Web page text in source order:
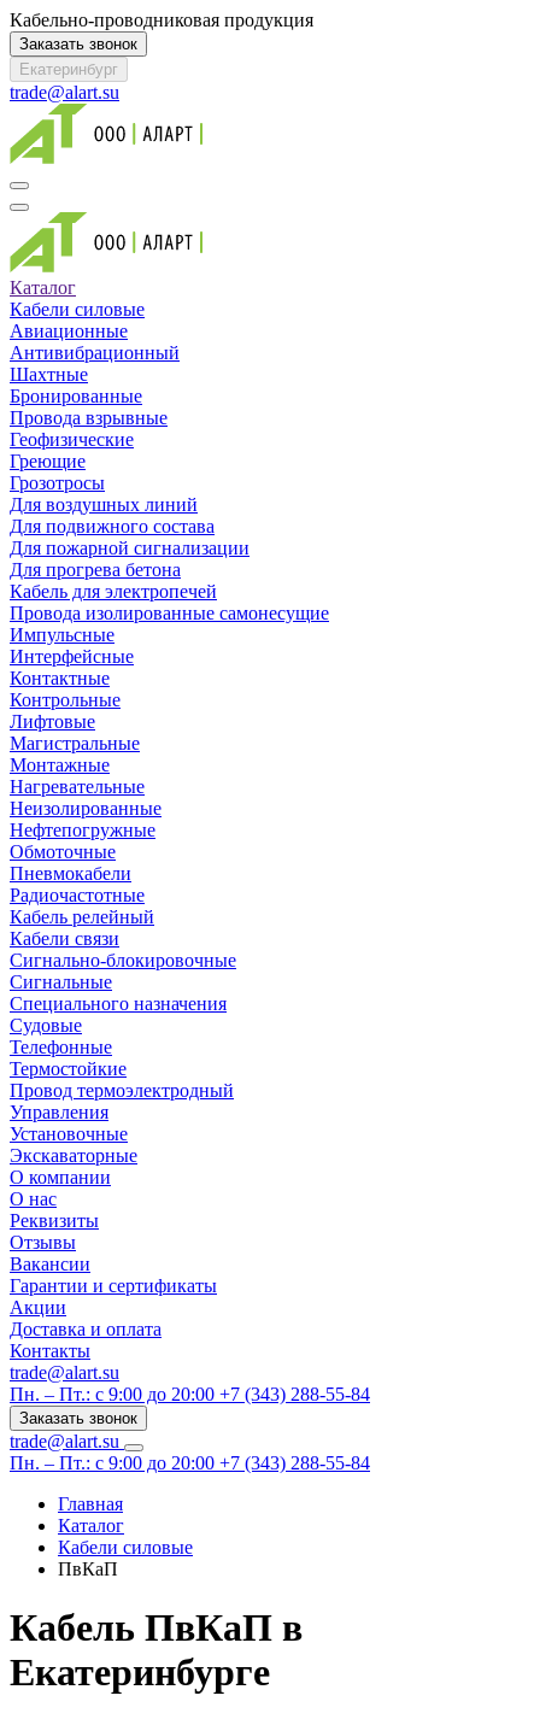
Кабельно-проводниковая продукция
Заказать звонок
Екатеринбург
trade@alart.su
Каталог
Кабели силовые
Авиационные
Антивибрационный
Шахтные
Бронированные
Провода взрывные
Геофизические
Греющие
Грозотросы
Для воздушных линий
Для подвижного состава
Для пожарной сигнализации
Для прогрева бетона
Кабель для электропечей
Провода изолированные самонесущие
Импульсные
Интерфейсные
Контактные
Контрольные
Лифтовые
Магистральные
Монтажные
Нагревательные
Неизолированные
Нефтепогружные
Обмоточные
Пневмокабели
Радиочастотные
Кабель релейный
Кабели связи
Сигнально-блокировочные
Сигнальные
Специального назначения
Судовые
Телефонные
Термостойкие
Провод термоэлектродный
Управления
Установочные
Экскаваторные
О компании
О нас
Реквизиты
Отзывы
Вакансии
Гарантии и сертификаты
Акции
Доставка и оплата
Контакты
trade@alart.su
Пн. – Пт.: с 9:00 до 20:00 +7 (343) 288-55-84
Заказать звонок
trade@alart.su
Пн. – Пт.: с 9:00 до 20:00 +7 (343) 288-55-84
Главная
Каталог
Кабели силовые
ПвКаП
Кабель ПвКаП в
Екатеринбурге